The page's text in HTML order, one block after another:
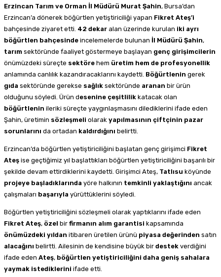
Erzincan Tarım ve Orman İl Müdürü Murat Şahin, Bursa’dan
Erzincan’a dönerek böğürtlen yetiştiriciliği yapan Fikret Ateş’i
bahçesinde ziyaret etti. 42 dekar alan üzerinde kurulan iki ayrı
böğürtlen bahçesinde incelemelerde bulunan İl Müdürü Şahin,
tarım sektöründe faaliyet göstermeye başlayan genç girişimcilerin
önümüzdeki süreçte sektöre hem üretim hem de profesyonellik
anlamında canlılık kazandıracaklarını kaydetti. Böğürtlenin gerek
gıda sektöründe gerekse sağlık sektöründe aranan bir ürün
olduğunu söyledi. Ürün desenine çeşitlilik katacak olan
böğürtlenin ileriki süreçte yaygınlaşmasını dilediklerini ifade eden
Şahin, üretimin sözleşmeli olarak yapılmasının çiftçinin pazar
sorunlarını da ortadan kaldırdığını belirtti.
Erzincan’da böğürtlen yetiştiriciliğini başlatan genç girişimci Fikret
Ateş ise geçtiğimiz yıl başlattıkları böğürtlen yetiştiriciliğini başarılı bir
şekilde devam ettirdiklerini kaydetti. Girişimci Ateş, Tatlısu köyünde
projeye başladıklarında yöre halkının temkinli yaklaştığını ancak
çalışmaları başarıyla yürüttüklerini söyledi.
Böğürtlen yetiştiriciliğini sözleşmeli olarak yaptıklarını ifade eden
Fikret Ateş, özel bir firmanın alım garantisi kapsamında
önümüzdeki yıldan itibaren üretilen ürünü piyasa değerinden satın
alacağını belirtti. Ailesinin de kendisine büyük bir destek verdiğini
ifade eden Ateş, böğürtlen yetiştiriciliğini daha geniş sahalara
yaymak istediklerini ifade etti.